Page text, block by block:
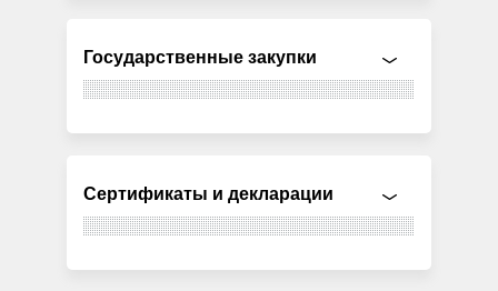
Государственные закупки
Сертификаты и декларации